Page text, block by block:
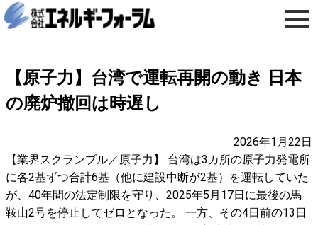
【原子力】台湾で運転再開の動き 日本
の廃炉撤回は時遅し
2026年1月22日
【業界スクランブル／原子力】 台湾は3カ所の原子力発電所
に各2基ずつ合計6基（他に建設中断が2基）を運転していた
が、40年間の法定制限を守り、2025年5月17日に最後の馬
鞍山2号を停止してゼロとなった。 一方、その4日前の13日